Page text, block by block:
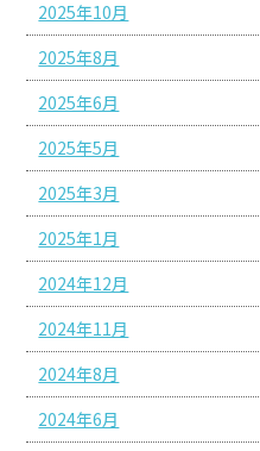
2025年10月
2025年8月
2025年6月
2025年5月
2025年3月
2025年1月
2024年12月
2024年11月
2024年8月
2024年6月